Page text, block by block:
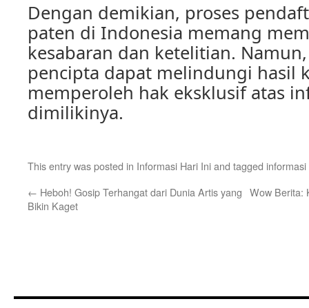
Dengan demikian, proses
paten di Indonesia memang
kesabaran dan ketelitian.
pencipta dapat melindungi hasil
memperoleh hak eksklusif atas
dimilikinya.
This entry was posted in Informasi Hari Iniand tagged
← Heboh! Gosip Terhangat dari Dunia Artis yang
Bikin Kaget
Wow Berita: